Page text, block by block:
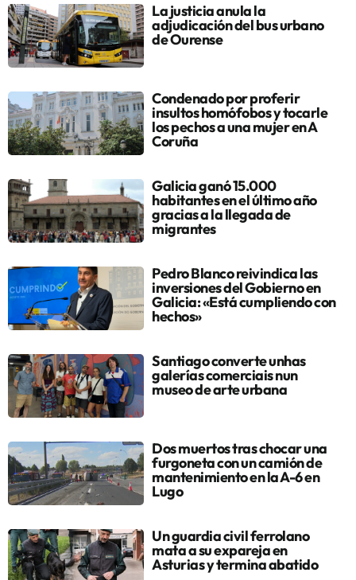
La justicia anula la
adjudicación del bus urbano
de Ourense
Condenado por proferir
insultos homófobos y tocarle
los pechos a una mujer en A
Coruña
Galicia ganó 15.000
habitantes en el último año
gracias a la llegada de
migrantes
Pedro Blanco reivindica las
inversiones del Gobierno en
Galicia: «Está cumpliendo con
hechos»
Santiago converte unhas
galerías comerciais nun
museo de arte urbana
Dos muertos tras chocar una
furgoneta con un camión de
mantenimiento en la A-6 en
Lugo
Un guardia civil ferrolano
mata a su expareja en
Asturias y termina abatido